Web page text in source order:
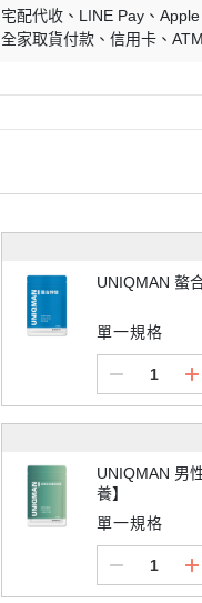
宅配代收
LINE Pay
全家取貨付款
信用卡
UNIQMAN 螯
單一規格
UNIQMAN 男
養】
單一規格